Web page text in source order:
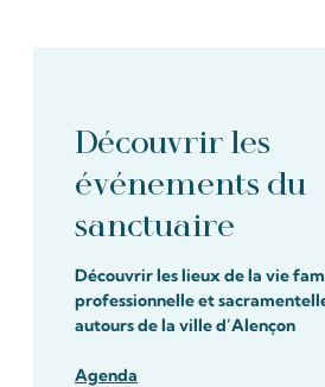
Découvrir les
événements du
sanctuaire
Découvrir les lieux de la vie
professionnelle et
autours de la ville d’Alençon
Agenda